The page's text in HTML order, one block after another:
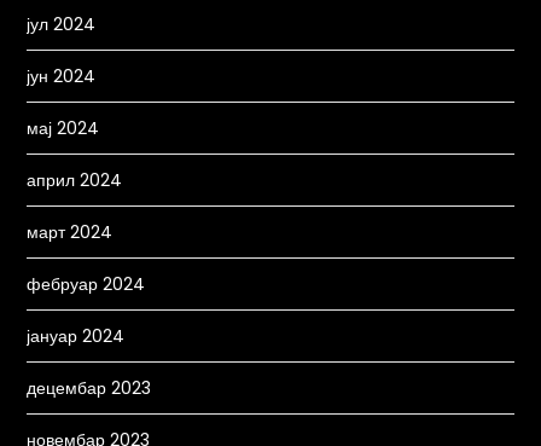
јул 2024
јун 2024
мај 2024
април 2024
март 2024
фебруар 2024
јануар 2024
децембар 2023
новембар 2023